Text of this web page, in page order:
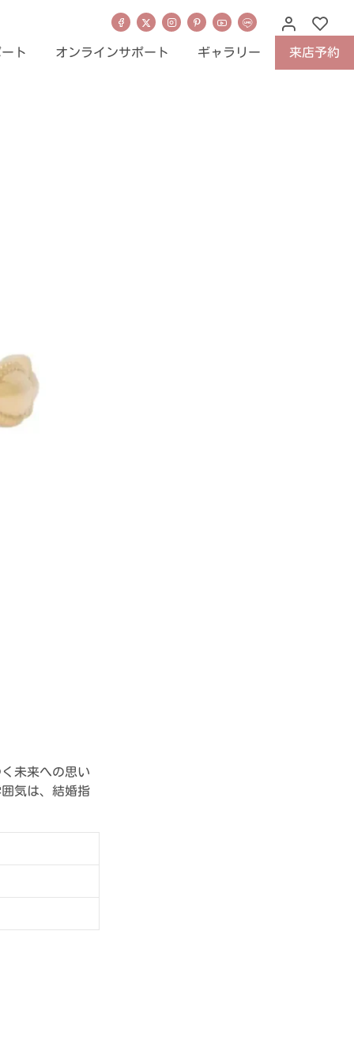
ト オンラインサポート ギャラリー 来店予約
未来への思い
気は、結婚指